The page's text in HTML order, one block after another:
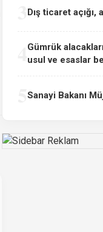
Dış ticaret
Gümrük
usul ve esaslar
Sanayi Bakanı